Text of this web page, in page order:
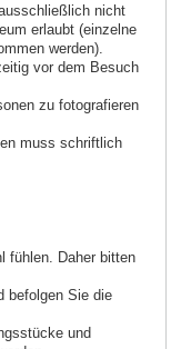
nicht
erlaubt (einzelne
werden).
vor dem Besuch
zu fotografieren
muss schriftlich
fühlen. Daher bitten
befolgen Sie die
und